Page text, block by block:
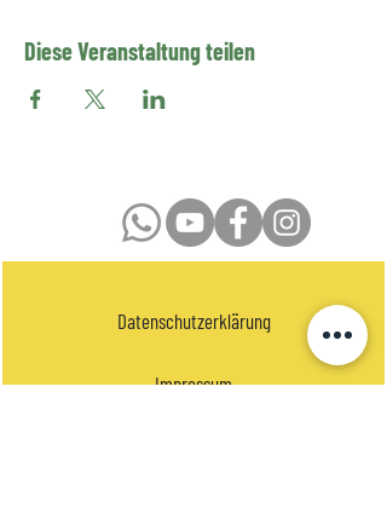
Diese Veranstaltung teilen
Datenschutzerklärung
Impressum